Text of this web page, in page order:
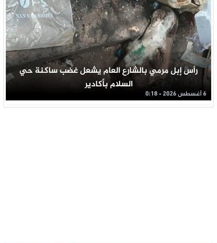
رأس إبل مرمي بالشارع العام يشعل غضب ساكنة حي
السلام بأكادير
6 أغسطس 2026 - 0:18